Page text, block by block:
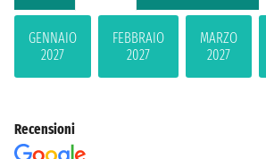
GENNAIO
2027
FEBBRAIO
2027
MARZO
2027
Recensioni